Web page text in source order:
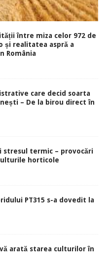
între miza celor 972 de
și realitatea aspră a
România
care decid soarta
– De la birou direct în
stresul termic – provocări
horticole
PT315 s-a dovedit la
arată starea culturilor în